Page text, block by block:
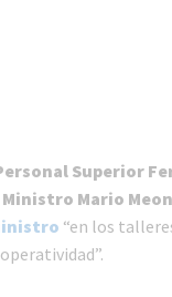
Superior
Ministro Mario
“en los